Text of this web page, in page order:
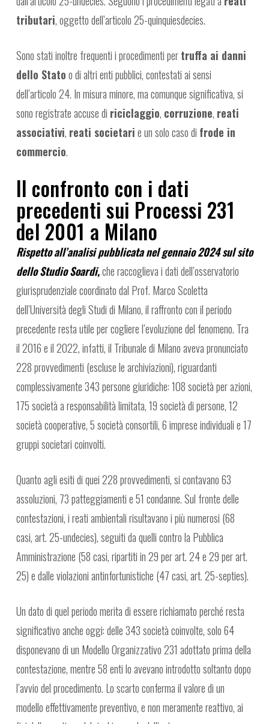
tributari, oggetto dell’articolo 25-quinquiesdecies.
Sono stati inoltre frequenti i procedimenti pertruffa ai danni
dello Statoo di altri enti pubblici, contestati ai sensi
dell’articolo 24. In misura minore, ma comunque significativa, si
sono registrate accuse di riciclaggio, corruzione, reati
associativi, reati societarie un solo caso di frode in
commercio.
Il confronto con i dati
precedenti sui Processi 231
del 2001 a Milano
Rispetto all’analisi pubblicata nel gennaio 2024 sul sito
dello Studio Soardi,che raccoglieva i dati dell’osservatorio
giurisprudenziale coordinato dal Prof. Marco Scoletta
dell’Università degli Studi di Milano, il raffronto con il periodo
precedente resta utile per cogliere l’evoluzione del fenomeno. Tra
il 2016 e il 2022, infatti, il Tribunale di Milano aveva pronunciato
228 provvedimenti (escluse le archiviazioni), riguardanti
complessivamente 343 persone giuridiche: 108 società per azioni,
175 società a responsabilità limitata, 19 società di persone, 12
società cooperative, 5 società consortili, 6 imprese individuali e 17
gruppi societari coinvolti.
Quanto agli esiti di quei 228 provvedimenti, si contavano 63
assoluzioni, 73 patteggiamenti e 51 condanne. Sul fronte delle
contestazioni, i reati ambientali risultavano i più numerosi (68
casi, art. 25-undecies), seguiti da quelli contro la Pubblica
Amministrazione (58 casi, ripartiti in 29 per art. 24 e 29 per art.
25) e dalle violazioni antinfortunistiche (47 casi, art. 25-septies).
Un dato di quel periodo merita di essere richiamato perché resta
significativo anche oggi: delle 343 società coinvolte, solo 64
disponevano di un Modello Organizzativo 231 adottato prima della
contestazione, mentre 58 enti lo avevano introdotto soltanto dopo
l’avvio del procedimento. Lo scarto conferma il valore di un
modello effettivamente preventivo, e non meramente reattivo, ai